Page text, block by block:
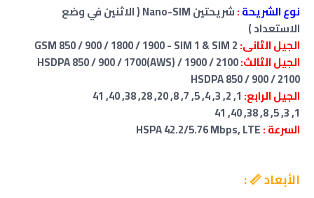
نوع الشريحة:
شريحتين Nano-SIM ( الاثنين في وضع
الاستعداد )
الجيل الثانى:
الجيل الثالث:
HSDPA 850 / 900 / 2100
الجيل الرابع:
1, 3, 5, 8, 38, 40, 41
السرعة :
الأبعاد 📏 :